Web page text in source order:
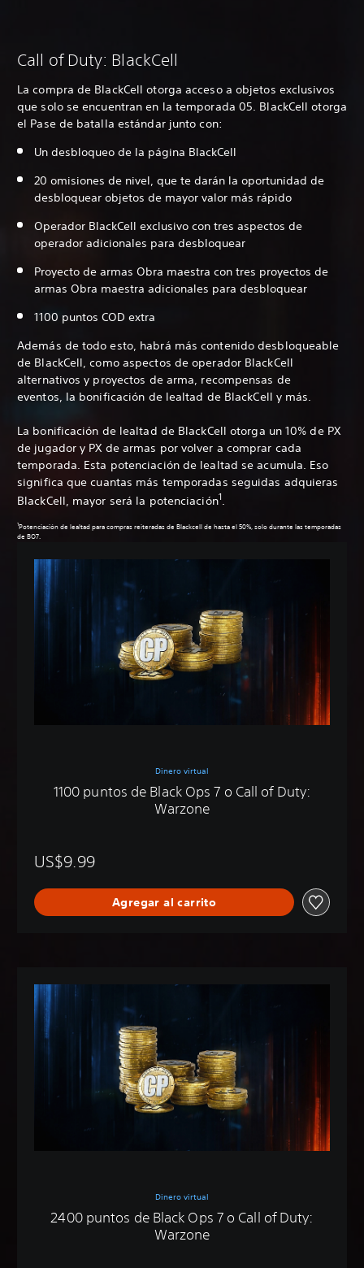
Call of Duty: BlackCell
La compra de BlackCell otorga acceso a objetos exclusivos
que solo se encuentran en la temporada 05. BlackCell otorga
el Pase de batalla estándar junto con:
Un desbloqueo de la página BlackCell
20 omisiones de nivel, que te darán la oportunidad de
desbloquear objetos de mayor valor más rápido
Operador BlackCell exclusivo con tres aspectos de
operador adicionales para desbloquear
Proyecto de armas Obra maestra con tres proyectos de
armas Obra maestra adicionales para desbloquear
1100 puntos COD extra
Además de todo esto, habrá más contenido desbloqueable
de BlackCell, como aspectos de operador BlackCell
alternativos y proyectos de arma, recompensas de
eventos, la bonificación de lealtad de BlackCell y más.
La bonificación de lealtad de BlackCell otorga un 10% de PX
de jugador y PX de armas por volver a comprar cada
temporada. Esta potenciación de lealtad se acumula. Eso
significa que cuantas más temporadas seguidas adquieras
BlackCell, mayor será la potenciación1.
1Potenciación de lealtad para compras reiteradas de Blackcell de hasta el 50%, solo durante las temporadas
de BO7.
Dinero virtual
1100 puntos de Black Ops 7 o Call of Duty:
Warzone
US$9.99
Agregar al carrito
Dinero virtual
2400 puntos de Black Ops 7 o Call of Duty:
Warzone